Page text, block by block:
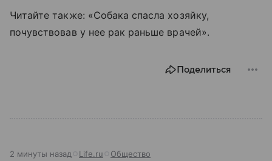
Читайте также: «Собака спасла хозяйку,
почувствовав у нее рак раньше врачей».
Поделиться
2 минуты назад Life.ru Общество